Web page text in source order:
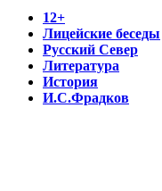
12+
Лицейские беседы
Русский Север
Литература
История
И.С.Фрадков